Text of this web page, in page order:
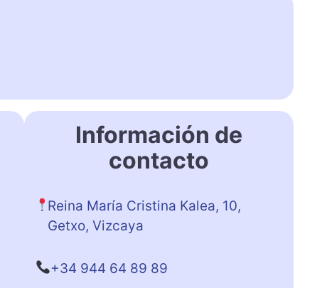
Información de
contacto
Reina María Cristina Kalea, 10,
Getxo, Vizcaya
+34 944 64 89 89